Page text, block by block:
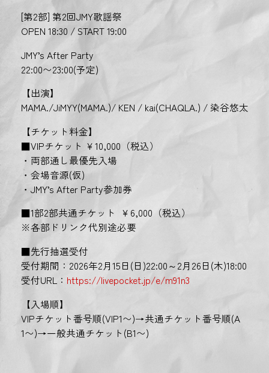
[第2部] 第2回JMY歌謡祭
OPEN 18:30 / START 19:00
JMY’s After Party
22:00〜23:00(予定)
【出演】
MAMA./JiMYY(MAMA.)/ KEN / kai(CHAQLA.) / 染谷悠太
【チケット料金】
■VIPチケット ￥10,000（税込）
・両部通し最優先入場
・会場音源(仮)
・JMY’s After Party参加券
■1部2部共通チケット ￥6,000（税込）
※各部ドリンク代別途必要
■先行抽選受付
受付期間：2026年2月15日(日)22:00～2月26日(木)18:00
受付URL： https://livepocket.jp/e/m91n3
【入場順】
VIPチケット番号順(VIP1〜)→共通チケット番号順(A
1〜)→一般共通チケット(B1〜)